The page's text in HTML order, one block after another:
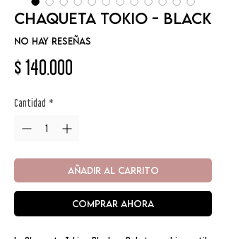
Chaqueta Tokio - Black
No hay reseñas
$ 140.000
Cantidad *
AÑADIR AL CARRITO
COMPRAR AHORA